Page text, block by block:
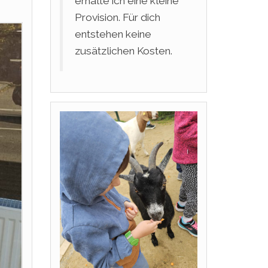
Provision. Für dich
entstehen keine
zusätzlichen Kosten.